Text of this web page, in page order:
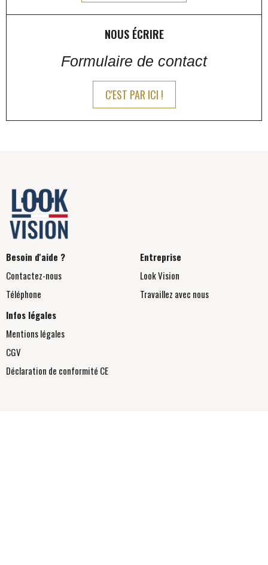
NOUS ÉCRIRE
Formulaire de contact
C'EST PAR ICI !
Besoin d'aide ?
Contactez-nous
Téléphone
Entreprise
Look Vision
Travaillez avec nous
Infos légales
Mentions légales
CGV
Déclaration de conformité CE